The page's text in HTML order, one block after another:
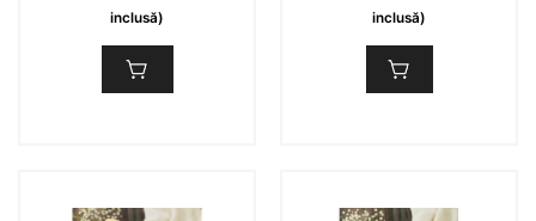
inclusă)
inclusă)